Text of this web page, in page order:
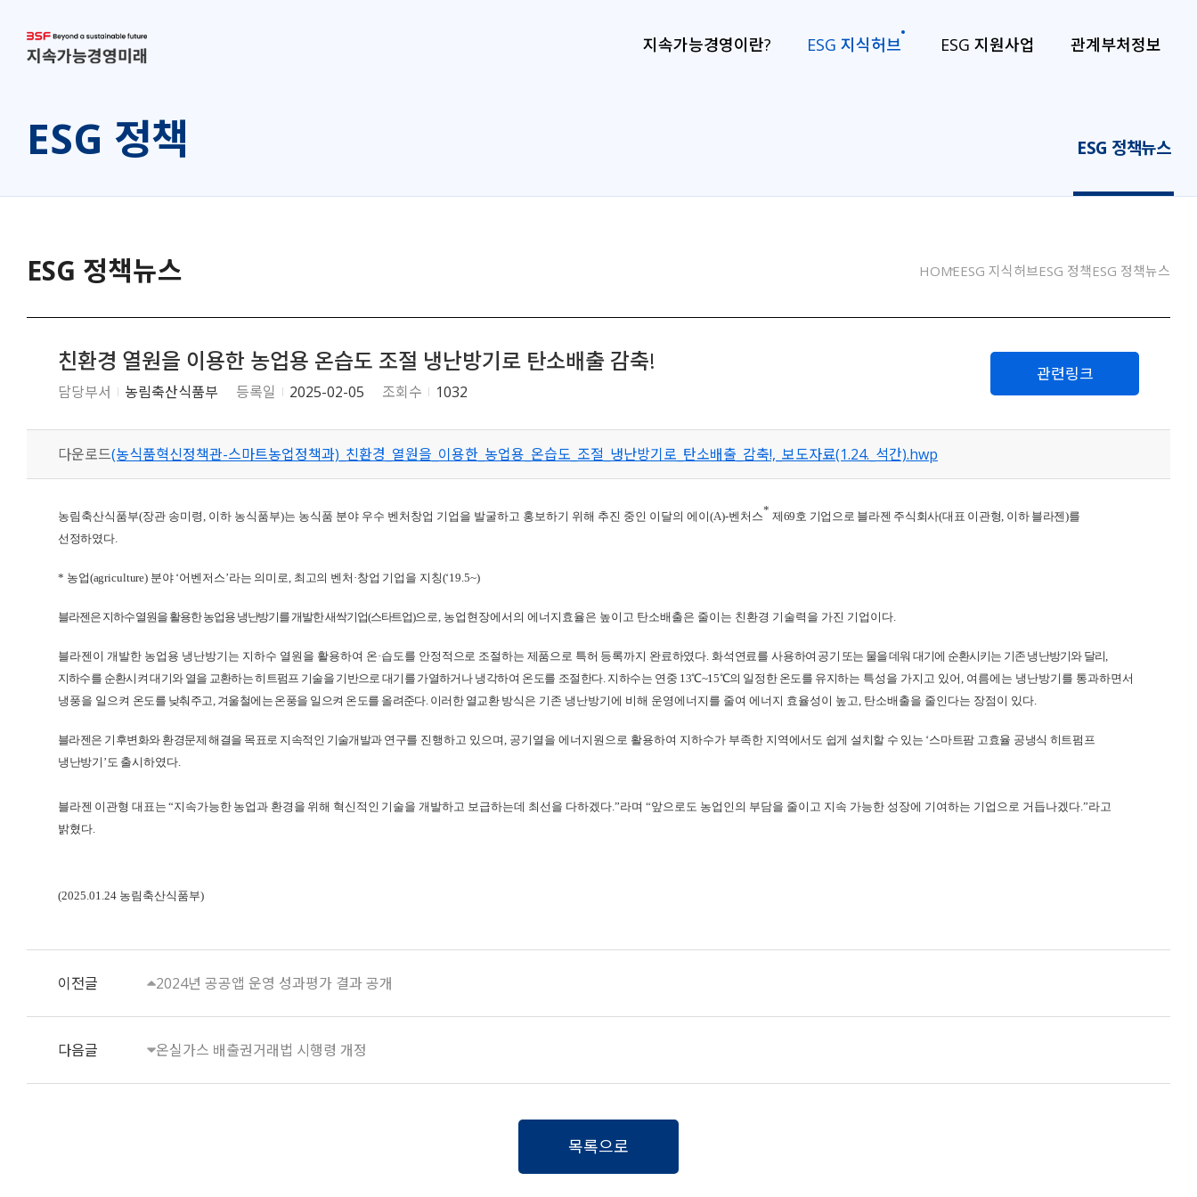
산업통상자원부
지속가능경영이란? ESG 지식허브 ESG 지원사업 관계부처정보
ESG 정책 ESG 정책뉴스
ESG 정책뉴스 HOMEESG 지식허브ESG 정책 ESG 정책뉴스
친환경 열원을 이용한 농업용 온습도 조절 냉난방기로 탄소배출 감축!
담당부서 농림축산식품부 등록일 2025-02-05 조회수 1032
관련링크
다운로드(농식품혁신정책관-스마트농업정책과)_친환경_열원을_이용한_농업용_온습도_조절_냉난방기로_탄소배출_감축!,_보도자료(1.24._석간).hwp
농림축산식품부(장관 송미령 이하 농식품부)는 농식품 분야 우수 벤처창업 기업을 발굴하고 홍보하기 위해 추진 중인 이달의 에이(A)-벤처스* 제69호 기업으로 블라젠 주식회사(대표 이관형 이하 블라젠)를
선정하였다.
* 농업(agriculture) 분야 ‘어벤저스’라는 의미로 최고의 벤처 ·창업 기업을 지칭(‘19.5~)
블라젠은 지하수 열원을 활용한 농업용 냉난방기를 개발한 새싹기업(스타트업)으로 농업현장에서의 에너지효율은 높이고 탄소배출은 줄이는 친환경 기술력을 가진 기업이다
블라젠이 개발한 농업용 냉난방기는 지하수 열원을 활용하여 온·습도를 안정적으로 조절하는 제품으로 특허 등록까지 완료하였다 화석연료를 사용하여 공기 또는 물을 데워 대기에 순환시키는 기존 냉난방기와 달리
지하수를 순환시켜 대기와 열을 교환하는 히트펌프 기술을 기반으로 대기를 가열하거나 냉각하여 온도를 조절한다. 지하수는 연중 13℃~15℃의 일정한 온도를 유지하는 특성을 가지고 있어 여름에는 냉난방기를 통과하면서
냉풍을 일으켜 온도를 낮춰주고 겨울철에는 온풍을 일으켜 온도를 올려준다. 이러한 열교환 방식은 기존 냉난방기에 비해 운영에너지를 줄여 에너지 효율성이 높고 탄소배출을 줄인다는 장점이 있다
블라젠은 기후변화와 환경문제 해결을 목표로 지속적인 기술개발과 연구를 진행하고 있으며 공기열을 에너지원으로 활용하여 지하수가 부족한 지역에서도 쉽게 설치할 수 있는 ‘스마트팜 고효율 공냉식 히트펌프
냉난방기 ’ 도 출시하였다
블라젠 이관형 대표는“지속가능한 농업과 환경을 위해 혁신적인 기술을 개발하고 보급하는데 최선을 다하겠다.”라며 “앞으로도 농업인의 부담을 줄이고 지속 가능한 성장에 기여하는 기업으로 거듭나겠다.”라고
밝혔다
(2025.01.24 농림축산식품부)
이전글 2024년 공공앱 운영 성과평가 결과 공개
다음글 온실가스 배출권거래법 시행령 개정
목록으로